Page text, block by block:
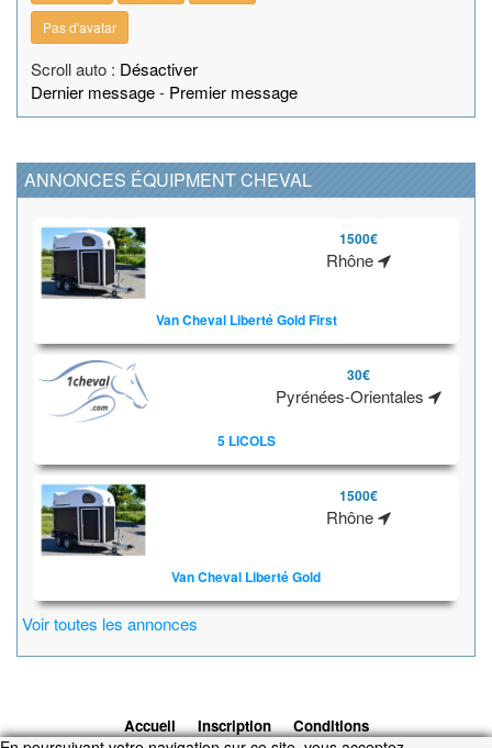
Pas d'avatar
Scroll auto : Désactiver
Dernier message- Premier message
ANNONCES ÉQUIPMENT CHEVAL
1500€
Rhône
Van Cheval Liberté Gold First
30€
Pyrénées-Orientales
5 LICOLS
1500€
Rhône
Van Cheval Liberté Gold
Voir toutes les annonces
Accueil Inscription
Conditions